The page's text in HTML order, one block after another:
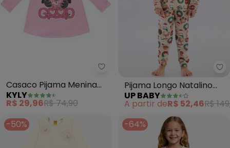
Kyly - Casaco Pijama Menina
Casaco Pijama Menina
(Rosa)
KYLY
R$ 29,96R$ 74,90
Pijama Longo Natalino
Suedine (Bege)
UP BABY
A partir deR$ 52,46R$
-50%
-64%